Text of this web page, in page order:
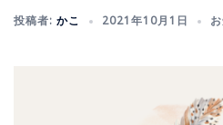
投稿者: かこ 2021年10月1日